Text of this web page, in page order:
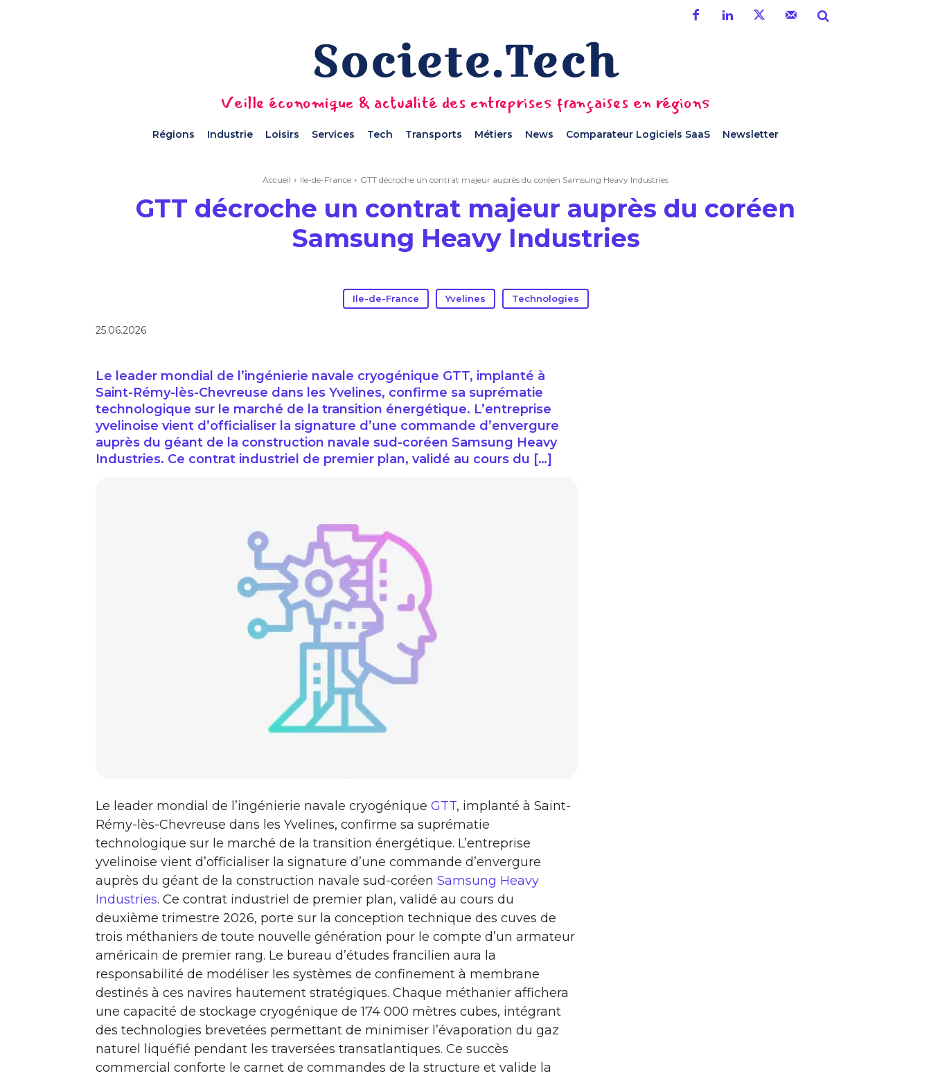
Veille économique & actualité des entreprises françaises en régions
Régions Industrie Loisirs Services Tech Transports Métiers News Comparateur Logiciels SaaS Newsletter
Accueil Ile-de-France GTT décroche un contrat majeur auprès du coréen Samsung Heavy Industries
GTT décroche un contrat majeur auprès du coréen
Samsung Heavy Industries
Ile-de-France Yvelines Technologies
25.06.2026
Le leader mondial de l’ingénierie navale cryogénique GTT, implanté à
Saint-Rémy-lès-Chevreuse dans les Yvelines, confirme sa suprématie
technologique sur le marché de la transition énergétique. L’entreprise
yvelinoise vient d’officialiser la signature d’une commande d’envergure
auprès du géant de la construction navale sud-coréen Samsung Heavy
Industries. Ce contrat industriel de premier plan, validé au cours du […]
Le leader mondial de l’ingénierie navale cryogénique GTT, implanté à Saint-
Rémy-lès-Chevreuse dans les Yvelines, confirme sa suprématie
technologique sur le marché de la transition énergétique. L’entreprise
yvelinoise vient d’officialiser la signature d’une commande d’envergure
auprès du géant de la construction navale sud-coréen Samsung Heavy
Industries. Ce contrat industriel de premier plan, validé au cours du
deuxième trimestre 2026, porte sur la conception technique des cuves de
trois méthaniers de toute nouvelle génération pour le compte d’un armateur
américain de premier rang. Le bureau d’études francilien aura la
responsabilité de modéliser les systèmes de confinement à membrane
destinés à ces navires hautement stratégiques. Chaque méthanier affichera
une capacité de stockage cryogénique de 174 000 mètres cubes, intégrant
des technologies brevetées permettant de minimiser l’évaporation du gaz
naturel liquéfié pendant les traversées transatlantiques. Ce succès
commercial conforte le carnet de commandes de la structure et valide la